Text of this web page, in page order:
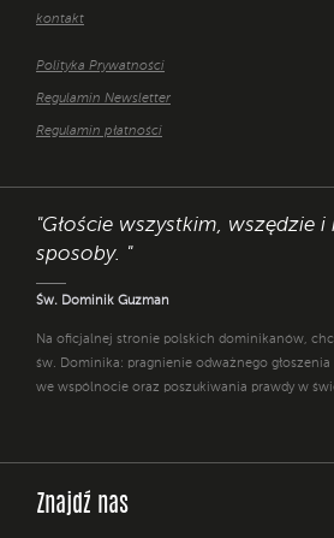
kontakt
Polityka Prywatności
Regulamin Newsletter
Regulamin płatności
"Głoście wszystkim, wszędzie i
sposoby. "
Św. Dominik Guzman
Na oficjalnej stronie polskich dominikanów,
św. Dominika: pragnienie odważnego głoszenia
we wspólnocie oraz poszukiwania prawdy w
Znajdź nas